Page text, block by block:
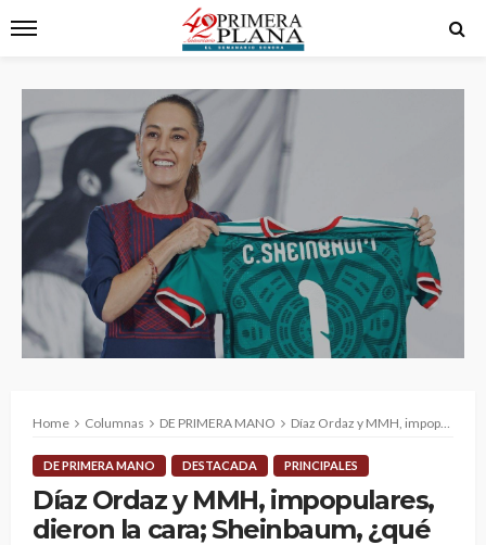
Home Columnas DE PRIMERA MANO Díaz Ordaz y MMH, impopulares, dieron la cara; Sheinbaum, ¿qué no es muy popular?
DE PRIMERA MANO DESTACADA PRINCIPALES
Díaz Ordaz y MMH, impopulares,
dieron la cara; Sheinbaum, ¿qué